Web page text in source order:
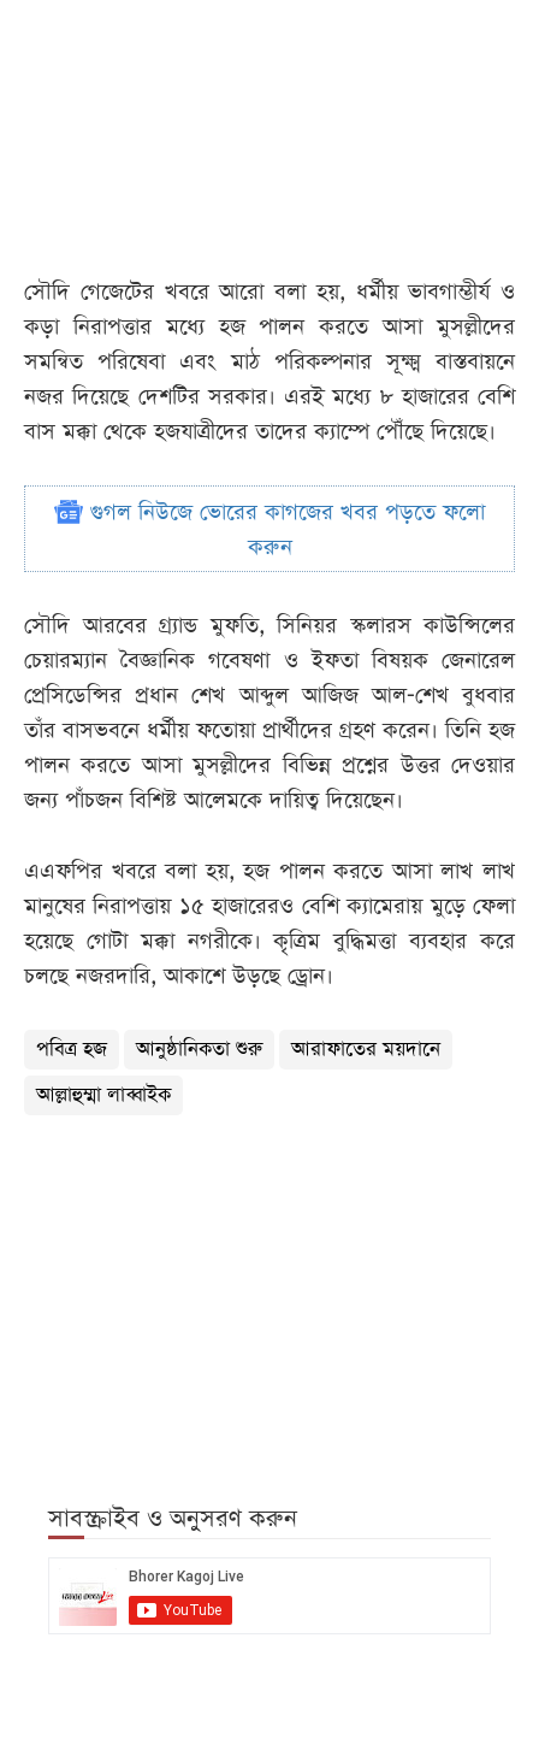
সৌদি গেজেটের খবরে আরো বলা হয়, ধর্মীয় ভাবগাম্ভীর্য ও
কড়া নিরাপত্তার মধ্যে হজ পালন করতে আসা মুসল্লীদের
সমন্বিত পরিষেবা এবং মাঠ পরিকল্পনার সূক্ষ্ম বাস্তবায়নে
নজর দিয়েছে দেশটির সরকার। এরই মধ্যে ৮ হাজারের বেশি
বাস মক্কা থেকে হজযাত্রীদের তাদের ক্যাম্পে পৌঁছে দিয়েছে।
গুগল নিউজে ভোরের কাগজের খবর পড়তে ফলো
করুন
সৌদি আরবের গ্র্যান্ড মুফতি, সিনিয়র স্কলারস কাউন্সিলের
চেয়ারম্যান বৈজ্ঞানিক গবেষণা ও ইফতা বিষয়ক জেনারেল
প্রেসিডেন্সির প্রধান শেখ আব্দুল আজিজ আল-শেখ বুধবার
তাঁর বাসভবনে ধর্মীয় ফতোয়া প্রার্থীদের গ্রহণ করেন। তিনি হজ
পালন করতে আসা মুসল্লীদের বিভিন্ন প্রশ্নের উত্তর দেওয়ার
জন্য পাঁচজন বিশিষ্ট আলেমকে দায়িত্ব দিয়েছেন।
এএফপির খবরে বলা হয়, হজ পালন করতে আসা লাখ লাখ
মানুষের নিরাপত্তায় ১৫ হাজারেরও বেশি ক্যামেরায় মুড়ে ফেলা
হয়েছে গোটা মক্কা নগরীকে। কৃত্রিম বুদ্ধিমত্তা ব্যবহার করে
চলছে নজরদারি, আকাশে উড়ছে ড্রোন।
পবিত্র হজ আনুষ্ঠানিকতা শুরু
আরাফাতের ময়দানে
আল্লাহুম্মা লাব্বাইক
সাবস্ক্রাইব ও অনুসরণ করুন